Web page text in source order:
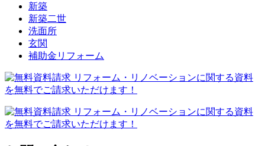
新築
新築二世
洗面所
玄関
補助金リフォーム